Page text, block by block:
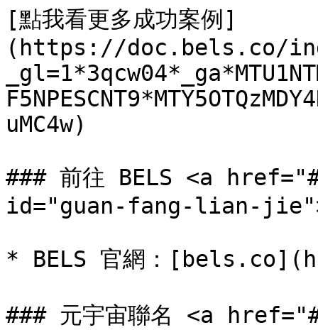
[點我看更多成功案例]
(https://doc.bels.co/
uMC4w)
### 前往 BELS <a
id="guan-fang-lian-
* BELS 官網：
### 元宇宙聯名 <a